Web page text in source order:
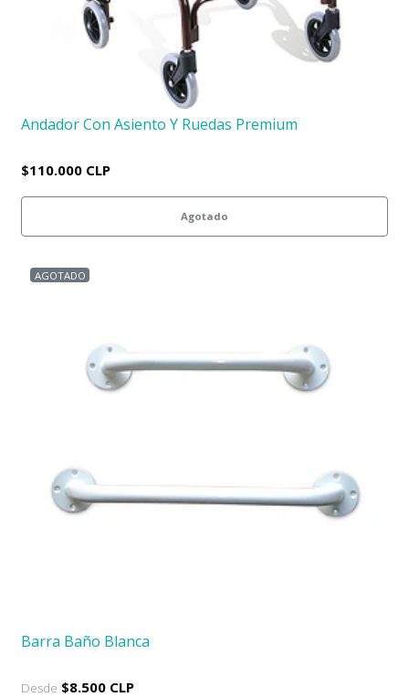
Andador Con Asiento Y Ruedas Premium
$110.000 CLP
Agotado
AGOTADO
Barra Baño Blanca
Desde $8.500 CLP